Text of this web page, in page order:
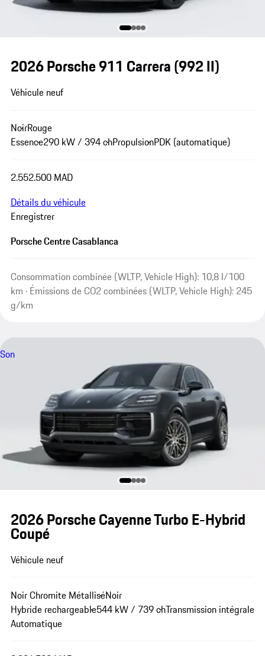
2026 Porsche 911 Carrera(992 II)
Véhicule neuf
NoirRouge
Essence290 kW / 394 chPropulsionPDK (automatique)
2.552.500 MAD
Détails du véhicule
Enregistrer
Porsche Centre Casablanca
Consommation combinée (WLTP, Vehicle High): 10,8 l/100
km · Émissions de CO2 combinées (WLTP, Vehicle High): 245
g/km
Son
2026 Porsche Cayenne Turbo E-Hybrid
Coupé
Véhicule neuf
Noir Chromite MétalliséNoir
Hybride rechargeable544 kW / 739 chTransmission intégrale
Automatique